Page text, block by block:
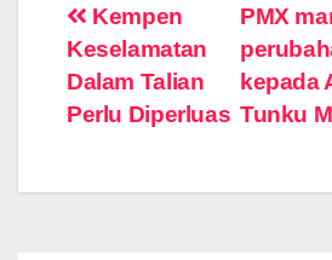
Post
navigation
PMX
kepada
Tunku
Kempen
Keselamatan
Dalam Talian
Perlu Diperluas